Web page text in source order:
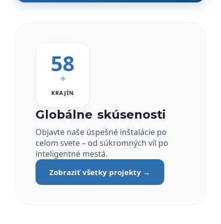
58
+
KRAJÍN
Globálne skúsenosti
Objavte naše úspešné inštalácie po
celom svete – od súkromných víl po
inteligentné mestá.
Zobraziť všetky projekty →